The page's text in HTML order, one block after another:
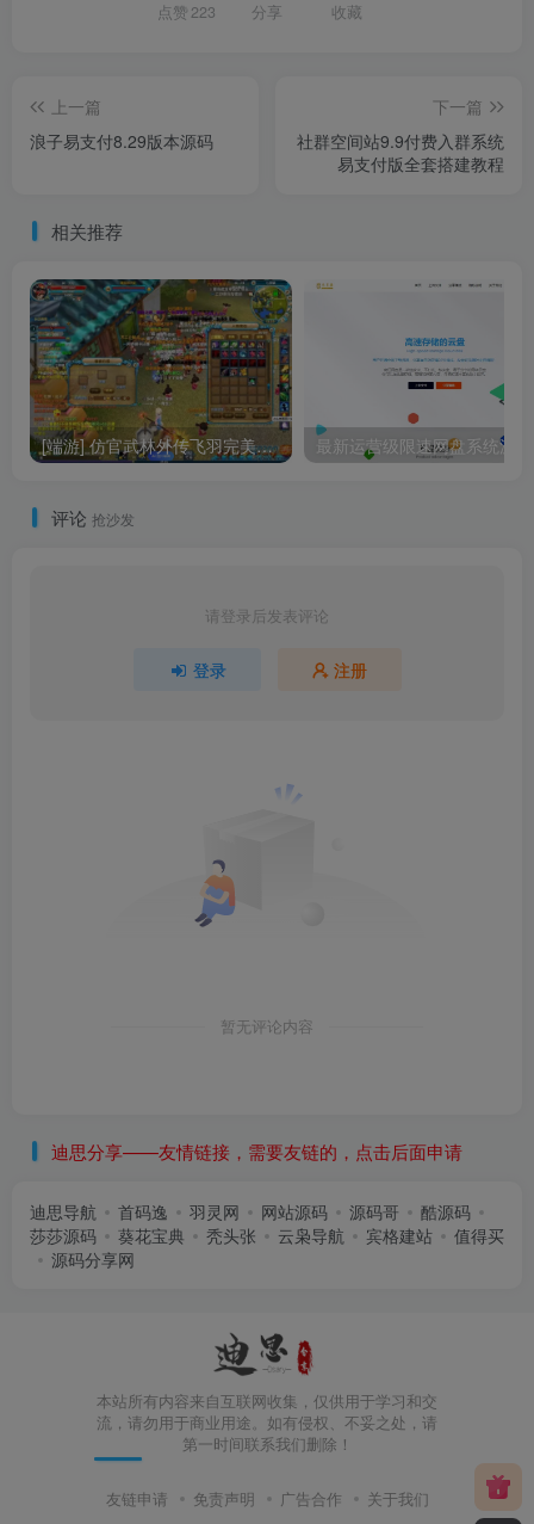
点赞 223 分享 收藏
上一篇
浪子易支付8.29版本源码
下一篇
社群空间站9.9付费入群系统
易支付版全套搭建教程
相关推荐
[端游] 仿官武林外传飞羽完美版本 附带GM工具 VM架设
评论 抢沙发
请登录后发表评论
登录 注册
暂无评论内容
迪思分享——友情链接，需要友链的，点击后面申请
迪思导航 首码逸 羽灵网 网站源码 源码哥
酷源码
莎莎源码
葵花宝典 秃头张 云枭导航 宾格建站
值得买
源码分享网
本站所有内容来自互联网收集，仅供用于学习和交
流，请勿用于商业用途。如有侵权、不妥之处，请
第一时间联系我们删除！
友链申请 免责声明 广告合作 关于我们